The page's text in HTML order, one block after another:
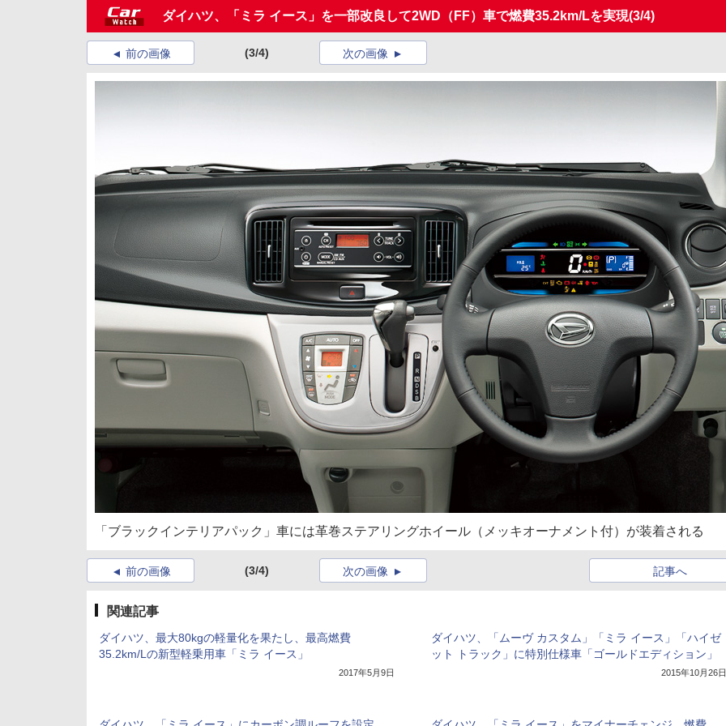
ダイハツ、「ミラ イース」を一部改良して2WD（FF）車で燃費35.2km/Lを実現(3/4)
前の画像 (3/4) 次の画像
「ブラックインテリアパック」車には革巻ステアリングホイール（メッキオーナメント付）が装着される
前の画像 (3/4) 記事へ
次の画像
関連記事
ダイハツ、最大80kgの軽量化を果たし、最高燃費
35.2km/Lの新型軽乗用車「ミラ イース」
2017年5月9日
ダイハツ、「ムーヴ カスタム」「ミラ イース」「ハイゼ
ット トラック」に特別仕様車「ゴールドエディション」
2015年10月26日